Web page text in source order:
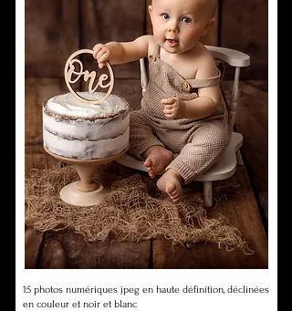
15 photos numériques jpeg en haute définition, déclinées
en couleur et noir et blanc